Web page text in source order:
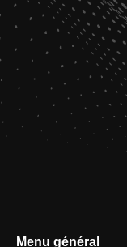
Menu général